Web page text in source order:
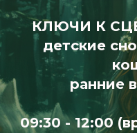
КЛЮЧИ К
детские
ранние
09:30 - 12:00